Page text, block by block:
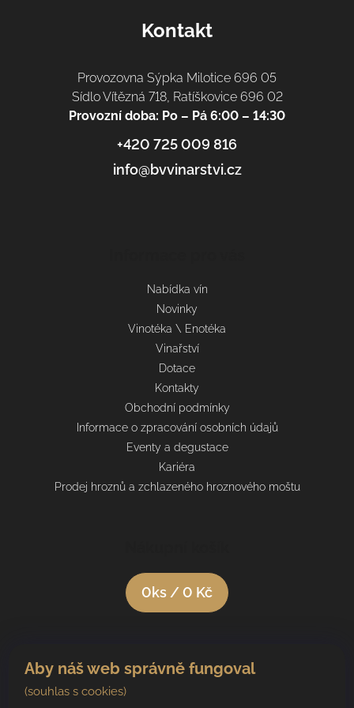
Aby náš web správně fungoval
(souhlas s cookies)
Kontakt
Provozovna Sýpka Milotice 696 05
Sídlo Vítězná 718, Ratíškovice 696 02
Provozní doba: Po – Pá 6:00 – 14:30
+420 725 009 816
info@bvvinarstvi.cz
Nabídka vín
Novinky
Vinotéka \ Enotéka
Vinařství
Dotace
Kontakty
Obchodní podmínky
Informace o zpracování osobních údajů
Eventy a degustace
Kariéra
Prodej hroznů a zchlazeného hroznového moštu
0ks /0 Kč